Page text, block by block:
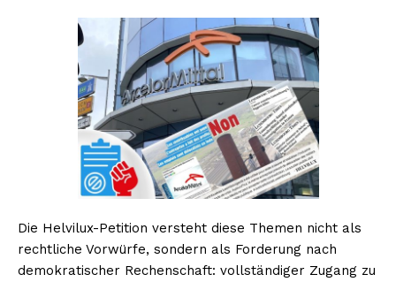
Die Helvilux-Petition versteht diese Themen nicht als
rechtliche Vorwürfe, sondern als Forderung nach
demokratischer Rechenschaft: vollständiger Zugang zu